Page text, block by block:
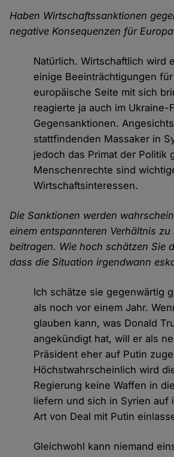
Haben Wirtschaftssanktionen
negative Konsequenzen für
Natürlich. Wirtschaftlich wird
einige Beeinträchtigungen
europäische Seite mit sich
reagierte ja auch im Ukraine-
Gegensanktionen.
stattfindenden Massaker in
jedoch das Primat der Politik
Menschenrechte sind
Wirtschaftsinteressen.
Die Sanktionen werden
einem entspannteren Verhältnis zu
beitragen. Wie hoch schätzen Sie
dass die Situation irgendwann
Ich schätze sie gegenwärtig
als noch vor einem Jahr.
glauben kann, was Donald
angekündigt hat, will er als
Präsident eher auf Putin
Höchstwahrscheinlich wird
Regierung keine Waffen in
liefern und sich in Syrien auf
Art von Deal mit Putin
Gleichwohl kann niemand